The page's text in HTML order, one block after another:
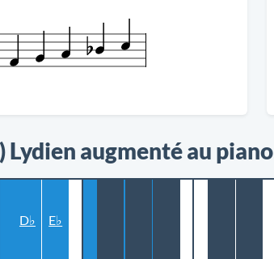
Lydien augmenté au piano
D♭ E♭